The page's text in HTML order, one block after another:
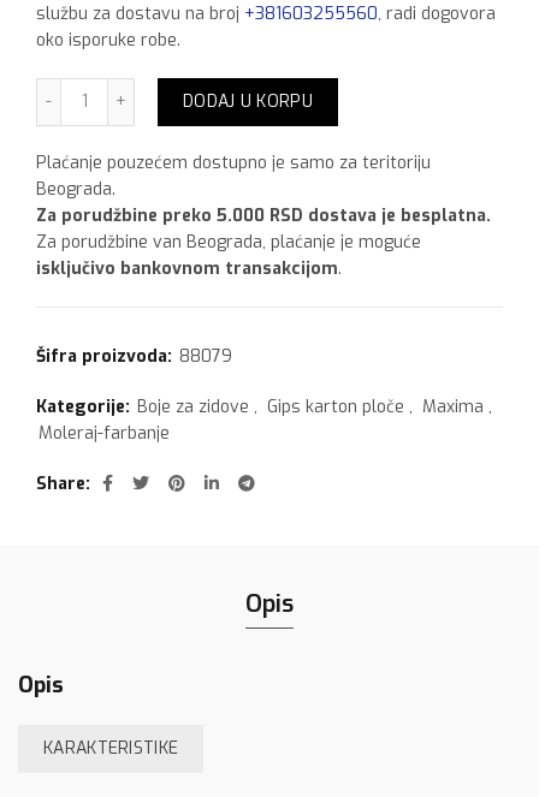
službu za dostavu na broj +381603255560, radi dogovora
oko isporuke robe.
Maxima MaxiGips,5 lit količina
DODAJ U KORPU
Plaćanje pouzećem dostupno je samo za teritoriju
Beograda.
Za porudžbine preko 5.000 RSD dostava je besplatna.
Za porudžbine van Beograda, plaćanje je moguće
isključivo bankovnom transakcijom.
Šifra proizvoda: 88079
Kategorije: Boje za zidove , Gips karton ploče , Maxima ,
Moleraj-farbanje
Share
Opis
Opis
KARAKTERISTIKE